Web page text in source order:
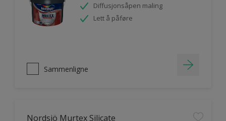
Diffusjonsåpen maling
Lett å påføre
Sammenligne
Nordsjö Murtex Silicate